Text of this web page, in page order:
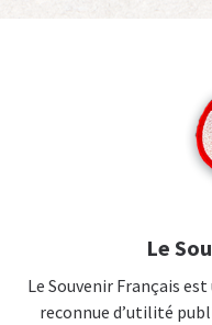
Le
Le Souvenir Français
reconnue d’utilité